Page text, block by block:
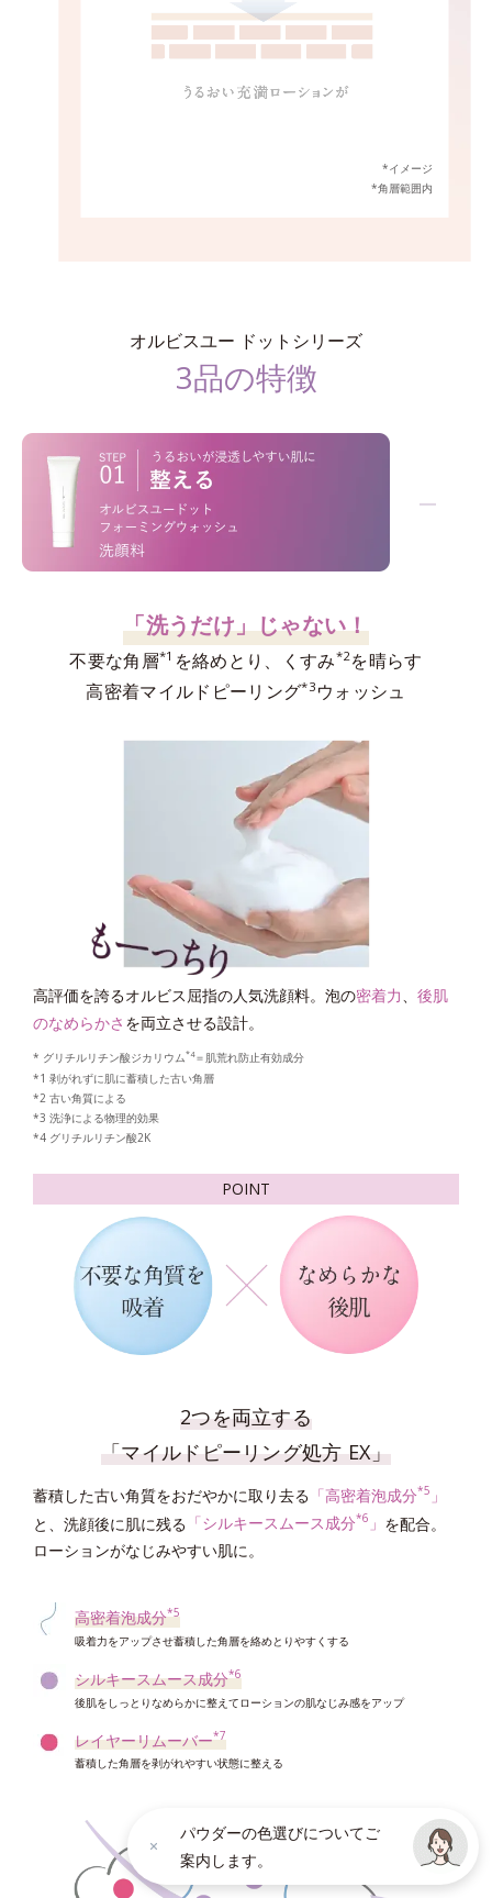
*イメージ
*角層範囲内
オルビスユー ドットシリーズ
3品の特徴
−
「洗うだけ」じゃない！
不要な角層*1 を絡めとり、くすみ*2 を晴らす
高密着マイルドピーリング*3 ウォッシュ
高評価を誇るオルビス屈指の人気洗顔料。泡の密着力、 後肌
のなめらかさ を両立させる設計。
* グリチルリチン酸ジカリウム*4＝肌荒れ防止有効成分
*1 剥がれずに肌に蓄積した古い角層
*2 古い角質による
*3 洗浄による物理的効果
*4 グリチルリチン酸2K
POINT
2つを両立する
「マイルドピーリング処方 EX」
蓄積した古い角質をおだやかに取り去る 「高密着泡成分*5 」
と、洗顔後に肌に残る 「シルキースムース成分*6 」 を配合。
ローションがなじみやすい肌に。
高密着泡成分*5
吸着力をアップさせ蓄積した角層を絡めとりやすくする
シルキースムース成分*6
後肌をしっとりなめらかに整えてローションの肌なじみ感をアップ
レイヤーリムーバー*7
蓄積した角層を剥がれやすい状態に整える
パウダーの色選びについてご
案内します。